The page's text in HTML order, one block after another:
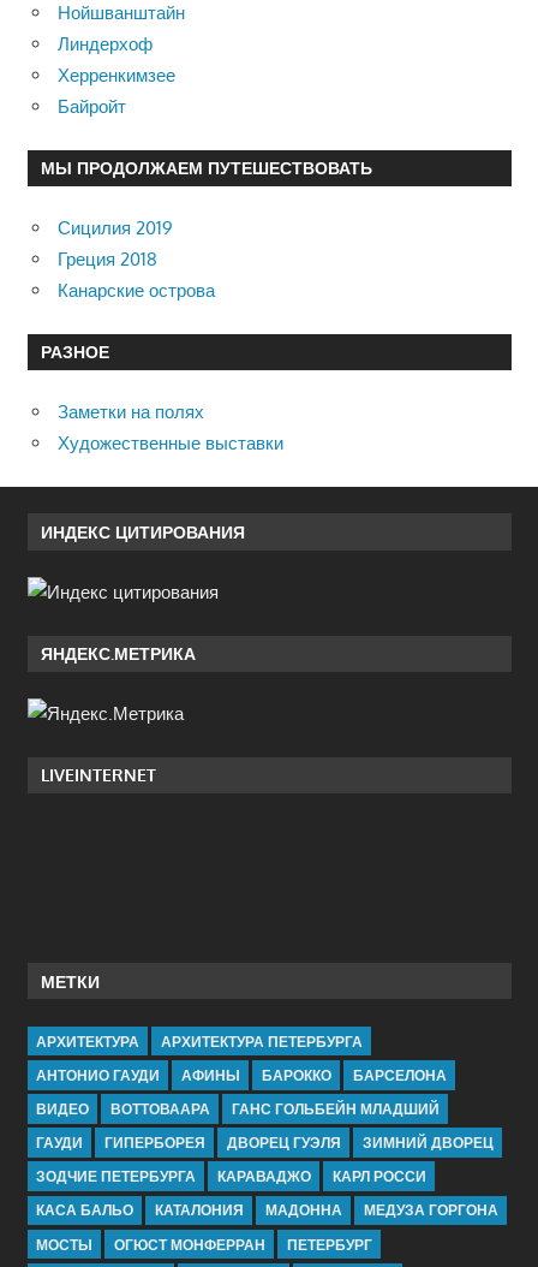
Нойшванштайн
Линдерхоф
Херренкимзее
Байройт
МЫ ПРОДОЛЖАЕМ ПУТЕШЕСТВОВАТЬ
Сицилия 2019
Греция 2018
Канарские острова
РАЗНОЕ
Заметки на полях
Художественные выставки
ИНДЕКС ЦИТИРОВАНИЯ
ЯНДЕКС.МЕТРИКА
LIVEINTERNET
МЕТКИ
АРХИТЕКТУРА
АРХИТЕКТУРА ПЕТЕРБУРГА
АНТОНИО ГАУДИ
АФИНЫ БАРОККО
БАРСЕЛОНА
ВИДЕО
ВОТТОВААРА
ГАНС ГОЛЬБЕЙН МЛАДШИЙ
ГАУДИ
ГИПЕРБОРЕЯ ДВОРЕЦ ГУЭЛЯ
ЗИМНИЙ ДВОРЕЦ
ЗОДЧИЕ ПЕТЕРБУРГА
КАРАВАДЖО
КАРЛ РОССИ
КАСА БАЛЬО
КАТАЛОНИЯ МАДОННА
МЕДУЗА ГОРГОНА
МОСТЫ
ОГЮСТ МОНФЕРРАН ПЕТЕРБУРГ